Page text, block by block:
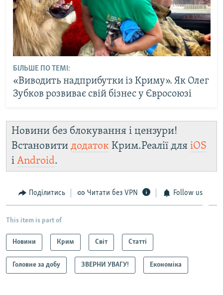
БІЛЬШЕ ПО ТЕМІ:
«Виводить надприбутки із Криму». Як Олег
Зубков розвиває свій бізнес у Євросоюзі
Новини без блокування і цензури!
Встановити додаток Крим.Реалії для iOS
і Android.
Поділитись Читати без VPN Follow us
This item is part of
Новини Крим Світ Статті
Головне за добу ЗВЕРНИ УВАГУ! Економіка